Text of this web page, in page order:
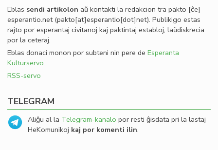
Eblas sendi artikolon aŭ kontakti la redakcion tra pakto [ĉe]
esperantio.net(pakto[at]esperantio[dot]net). Publikigo estas
rajto por esperantaj civitanoj kaj paktintaj establoj, laŭdiskrecia
por la ceteraj.
Eblas donaci monon por subteni nin pere de Esperanta
Kulturservo.
RSS-servo
TELEGRAM
Aliĝu al la Telegram-kanalo por resti ĝisdata pri la lastaj
HeKomunikoj kaj por komenti ilin.